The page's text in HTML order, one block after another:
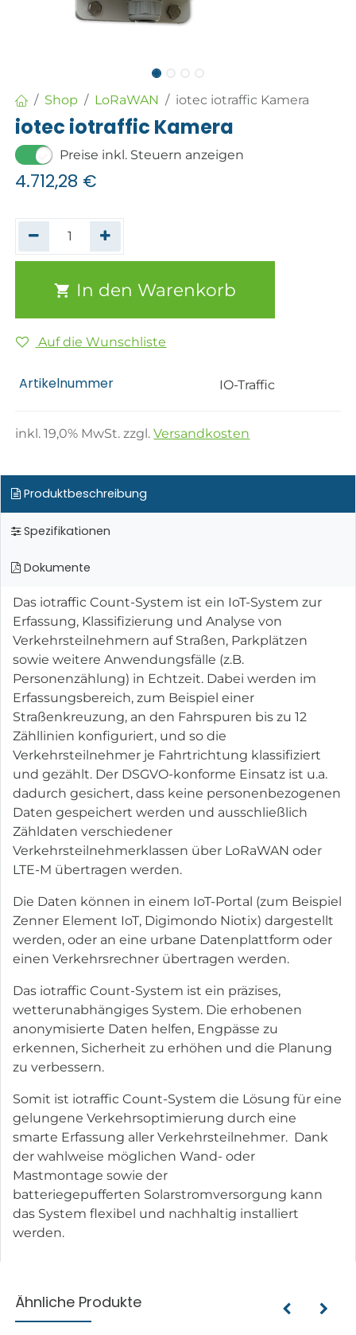
Shop LoRaWAN iotec iotraffic Kamera
iotec iotraffic Kamera
Preise inkl. Steuern anzeigen
4.712,28 €
In den Warenkorb
Auf die Wunschliste
Artikelnummer IO-Traffic
inkl.19,0% MwSt. zzgl.Versandkosten
Produktbeschreibung
Spezifikationen
Dokumente
Das iotraffic Count-System ist ein IoT-System zur
Erfassung, Klassifizierung und Analyse von
Verkehrsteilnehmern auf Straßen, Parkplätzen
sowie weitere Anwendungsfälle (z.B.
Personenzählung) in Echtzeit. Dabei werden im
Erfassungsbereich, zum Beispiel einer
Straßenkreuzung, an den Fahrspuren bis zu 12
Zähllinien konfiguriert, und so die
Verkehrsteilnehmer je Fahrtrichtung klassifiziert
und gezählt. Der DSGVO-konforme Einsatz ist u.a.
dadurch gesichert, dass keine personenbezogenen
Daten gespeichert werden und ausschließlich
Zähldaten verschiedener
Verkehrsteilnehmerklassen über LoRaWAN oder
LTE-M übertragen werden.
Die Daten können in einem IoT-Portal (zum Beispiel
Zenner Element IoT, Digimondo Niotix) dargestellt
werden, oder an eine urbane Datenplattform oder
einen Verkehrsrechner übertragen werden.
Das iotraffic Count-System ist ein präzises,
wetterunabhängiges System. Die erhobenen
anonymisierte Daten helfen, Engpässe zu
erkennen, Sicherheit zu erhöhen und die Planung
zu verbessern.
Somit ist iotraffic Count-System die Lösung für eine
gelungene Verkehrsoptimierung durch eine
smarte Erfassung aller Verkehrsteilnehmer. Dank
der wahlweise möglichen Wand- oder
Mastmontage sowie der
batteriegepufferten Solarstromversorgung kann
das System flexibel und nachhaltig installiert
werden.
Ähnliche Produkte